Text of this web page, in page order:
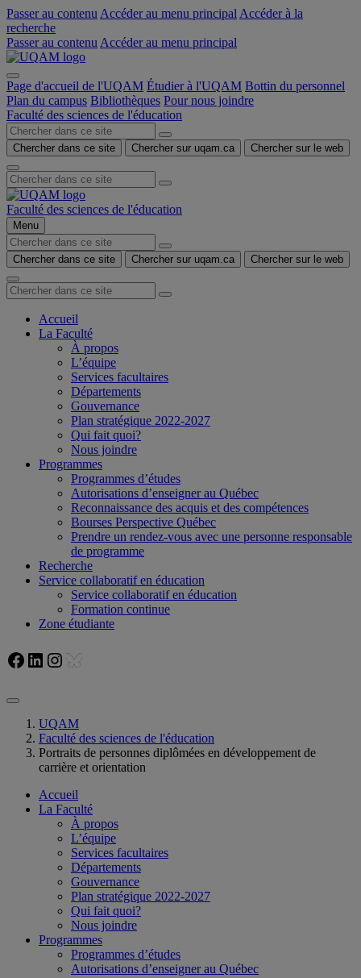
Passer au contenu Accéder au menu principal Accéder à la
recherche
Passer au contenu Accéder au menu principal
Page d'accueil de l'UQAM Étudier à l'UQAM Bottin du personnel
Plan du campus Bibliothèques Pour nous joindre
Faculté des sciences de l'éducation
Chercher dans ce site Chercher sur uqam.ca Chercher sur le web
Faculté des sciences de l'éducation
Menu
Chercher dans ce site Chercher sur uqam.ca Chercher sur le web
Accueil
La Faculté
À propos
L’équipe
Services facultaires
Départements
Gouvernance
Plan stratégique 2022-2027
Qui fait quoi?
Nous joindre
Programmes
Programmes d’études
Autorisations d’enseigner au Québec
Reconnaissance des acquis et des compétences
Bourses Perspective Québec
Prendre un rendez-vous avec une personne responsable
de programme
Recherche
Service collaboratif en éducation
Service collaboratif en éducation
Formation continue
Zone étudiante
Facebook
LinkedIn
Instagram
Bluesky
UQAM
Faculté des sciences de l'éducation
Portraits de personnes diplômées en développement de
carrière et orientation
Accueil
La Faculté
À propos
L’équipe
Services facultaires
Départements
Gouvernance
Plan stratégique 2022-2027
Qui fait quoi?
Nous joindre
Programmes
Programmes d’études
Autorisations d’enseigner au Québec